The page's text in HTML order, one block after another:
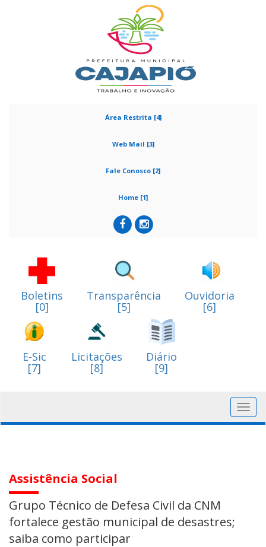
Área Restrita [4]
Web Mail [3]
Fale Conosco [2]
Home [1]
Boletins
[0]
Transparência
[5]
Ouvidoria
[6]
E-Sic
[7]
Licitações
[8]
Diário
[9]
Assistência Social
Grupo Técnico de Defesa Civil da CNM
fortalece gestão municipal de desastres;
saiba como participar